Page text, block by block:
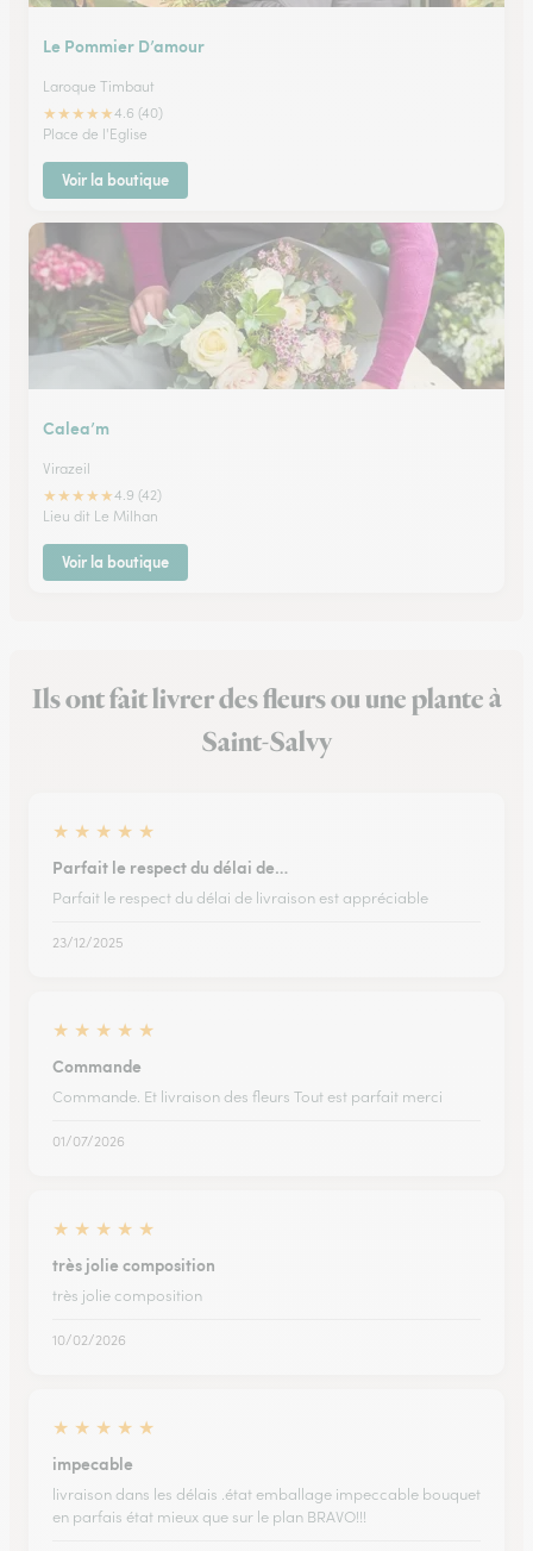
Le Pommier D’amour
Laroque Timbaut
★★★★★4.6 (40)
Place de l'Eglise
Voir la boutique
Calea’m
Virazeil
★★★★★4.9 (42)
Lieu dit Le Milhan
Voir la boutique
Ils ont fait livrer des fleurs ou une plante à
Saint-Salvy
★ ★ ★ ★ ★
Parfait le respect du délai de…
Parfait le respect du délai de livraison est appréciable
23/12/2025
★ ★ ★ ★ ★
Commande
Commande. Et livraison des fleurs Tout est parfait merci
01/07/2026
★ ★ ★ ★ ★
très jolie composition
très jolie composition
10/02/2026
★ ★ ★ ★ ★
impecable
livraison dans les délais .état emballage impeccable bouquet
en parfais état mieux que sur le plan BRAVO!!!